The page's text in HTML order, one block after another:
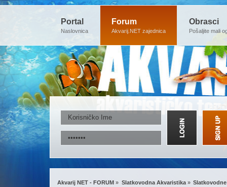
Portal
Naslovnica
Forum
Akvarij.NET zajednica
Obrasci
Pošaljite mali
Akvarij NET - FORUM » Slatkovodna Akvaristika»